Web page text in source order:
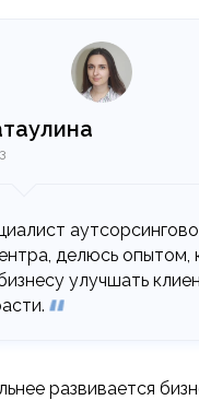
делюсь опытом,
улучшать
развивается